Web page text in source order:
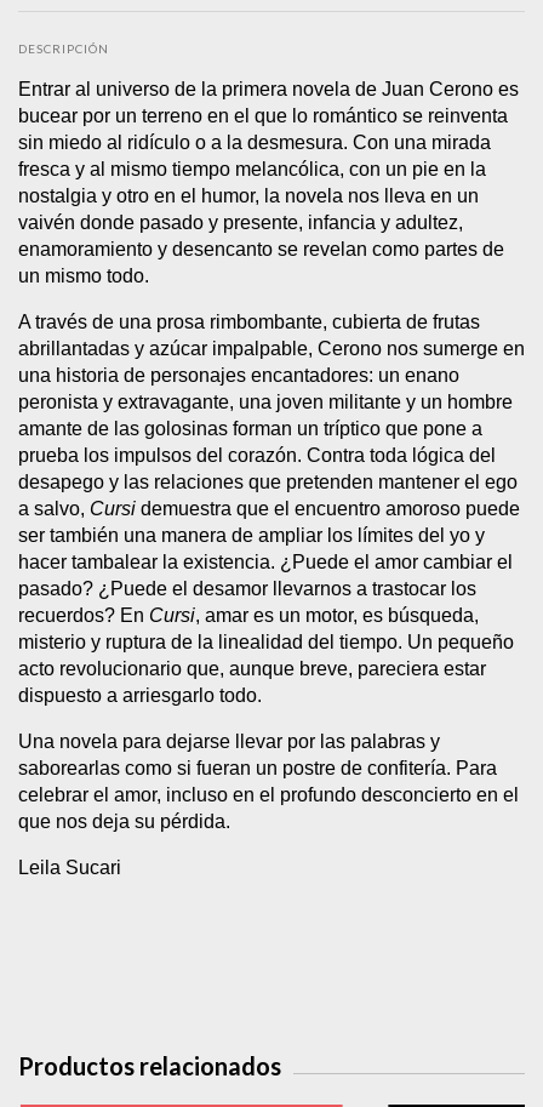
DESCRIPCIÓN
Entrar al universo de la primera novela de Juan Cerono es
bucear por un terreno en el que lo romántico se reinventa
sin miedo al ridículo o a la desmesura. Con una mirada
fresca y al mismo tiempo melancólica, con un pie en la
nostalgia y otro en el humor, la novela nos lleva en un
vaivén donde pasado y presente, infancia y adultez,
enamoramiento y desencanto se revelan como partes de
un mismo todo.
A través de una prosa rimbombante, cubierta de frutas
abrillantadas y azúcar impalpable, Cerono nos sumerge en
una historia de personajes encantadores: un enano
peronista y extravagante, una joven militante y un hombre
amante de las golosinas forman un tríptico que pone a
prueba los impulsos del corazón. Contra toda lógica del
desapego y las relaciones que pretenden mantener el ego
a salvo, Cursi demuestra que el encuentro amoroso puede
ser también una manera de ampliar los límites del yo y
hacer tambalear la existencia. ¿Puede el amor cambiar el
pasado? ¿Puede el desamor llevarnos a trastocar los
recuerdos? En Cursi, amar es un motor, es búsqueda,
misterio y ruptura de la linealidad del tiempo. Un pequeño
acto revolucionario que, aunque breve, pareciera estar
dispuesto a arriesgarlo todo.
Una novela para dejarse llevar por las palabras y
saborearlas como si fueran un postre de confitería. Para
celebrar el amor, incluso en el profundo desconcierto en el
que nos deja su pérdida.
Leila Sucari
Productos relacionados